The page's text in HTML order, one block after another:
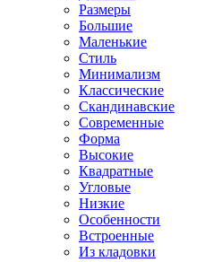
Размеры
Большие
Маленькие
Стиль
Минимализм
Классические
Скандинавские
Современные
Форма
Высокие
Квадратные
Угловые
Низкие
Особенности
Встроенные
Из кладовки